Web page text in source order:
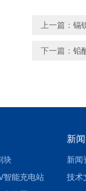
上一篇： 镉
下一篇： 铅
块
智能充电站
新
新闻
技术